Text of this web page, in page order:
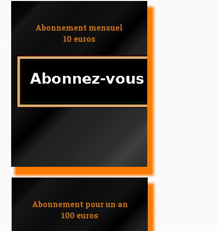
Abonnement mensuel
10 euros
Abonnement pour un an
100 euros